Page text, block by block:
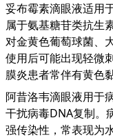
妥布霉素滴眼液适用
属于氨基糖苷类抗生
对金黄色葡萄球菌、
使用后可能出现轻微
膜炎患者常伴有黄色
阿昔洛韦滴眼液用于
干扰病毒DNA复制。
强传染性，常表现为